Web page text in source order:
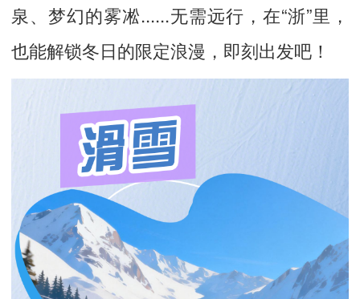
泉、梦幻的雾凇......无需远行，在“浙”里，
也能解锁冬日的限定浪漫，即刻出发吧！